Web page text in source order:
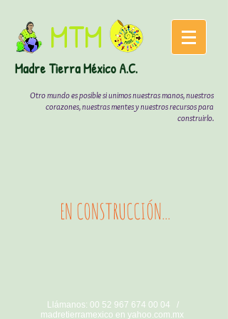
MTM
MadreTierra México A.C.
Otro mundo es posible si unimos nuestras manos, nuestros
corazones, nuestras mentes y nuestros recursos para
construirlo.
EN CONSTRUCCIÓN...
Llámanos: 00 52 967 674 00 04 /
madretierramexico en yahoo.com.mx